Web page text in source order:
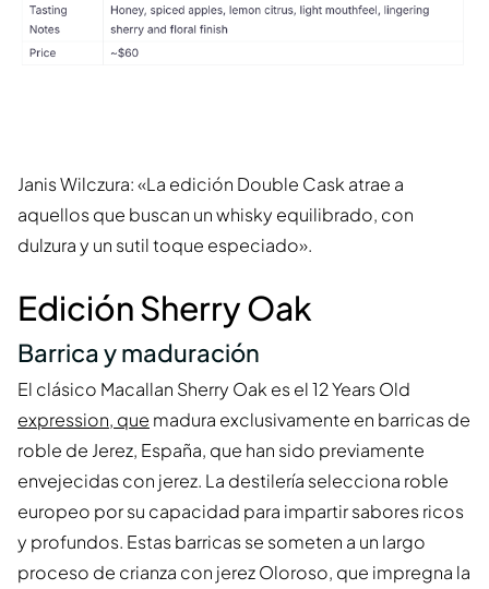
Janis Wilczura: «La edición Double Cask atrae a
aquellos que buscan un whisky equilibrado, con
dulzura y un sutil toque especiado».
Edición Sherry Oak
Barrica y maduración
El clásico Macallan Sherry Oak es el 12 Years Old
expression, que madura exclusivamente en barricas de
roble de Jerez, España, que han sido previamente
envejecidas con jerez. La destilería selecciona roble
europeo por su capacidad para impartir sabores ricos
y profundos. Estas barricas se someten a un largo
proceso de crianza con jerez Oloroso, que impregna la